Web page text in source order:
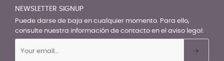
NEWSLETTER SIGNUP
Puede darse de baja en cualquier momento. Para ello,
consulte nuestra información de contacto en el aviso legal.